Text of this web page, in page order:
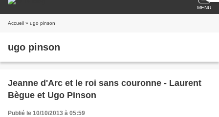
MENU
Accueil » ugo pinson
ugo pinson
Jeanne d'Arc et le roi sans couronne - Laurent
Bègue et Ugo Pinson
Publié le 10/10/2013 à 05:59